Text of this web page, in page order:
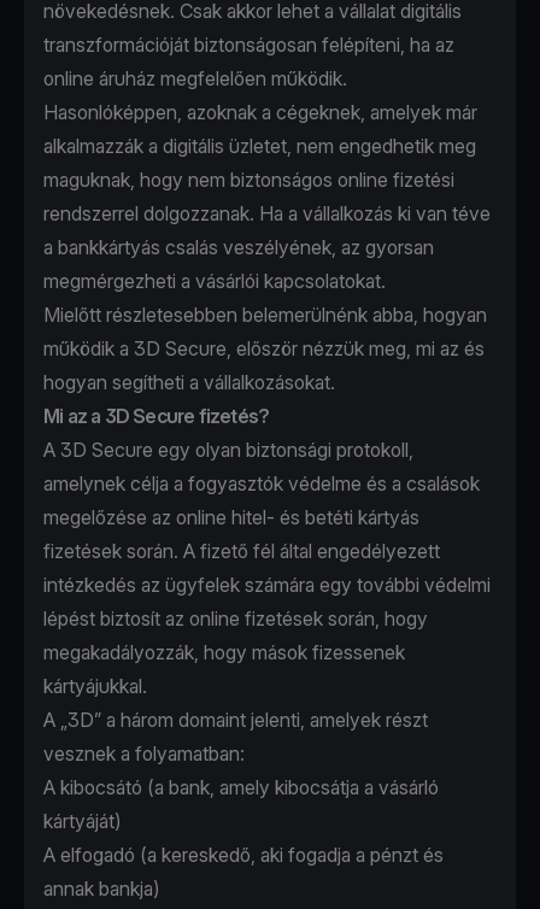
növekedésnek. Csak akkor lehet a vállalat digitális
transzformációját biztonságosan felépíteni, ha az
online áruház megfelelően működik.
Hasonlóképpen, azoknak a cégeknek, amelyek már
alkalmazzák a digitális üzletet, nem engedhetik meg
maguknak, hogy nem biztonságos online fizetési
rendszerrel dolgozzanak. Ha a vállalkozás ki van téve
a bankkártyás csalás veszélyének, az gyorsan
megmérgezheti a vásárlói kapcsolatokat.
Mielőtt részletesebben belemerülnénk abba, hogyan
működik a 3D Secure, először nézzük meg, mi az és
hogyan segítheti a vállalkozásokat.
Mi az a 3D Secure fizetés?
A 3D Secure egy olyan biztonsági protokoll,
amelynek célja a fogyasztók védelme és a csalások
megelőzése az online hitel- és betéti kártyás
fizetések során. A fizető fél által engedélyezett
intézkedés az ügyfelek számára egy további védelmi
lépést biztosít az online fizetések során, hogy
megakadályozzák, hogy mások fizessenek
kártyájukkal.
A „3D” a három domaint jelenti, amelyek részt
vesznek a folyamatban:
A kibocsátó (a bank, amely kibocsátja a vásárló
kártyáját)
A elfogadó (a kereskedő, aki fogadja a pénzt és
annak bankja)